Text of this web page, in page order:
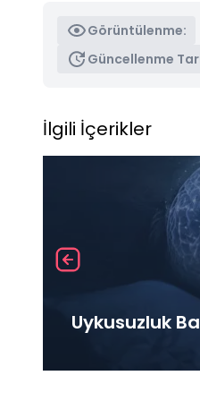
Görüntülenme:
Güncellenme
İlgili İçerikler
Uykusuzluk